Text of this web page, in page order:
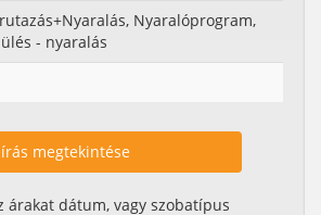
Nyaralóprogram,
- nyaralás
megtekintése
árakat dátum, vagy szobatípus